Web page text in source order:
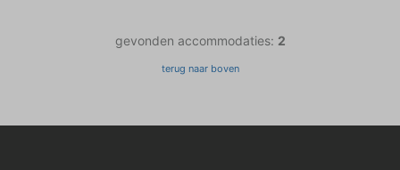
gevonden accommodaties: 2
terug naar boven